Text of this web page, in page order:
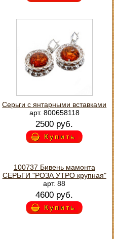
Серьги с янтарными вставками
арт. 800658118
2500 руб.
Купить
100737 Бивень мамонта
СЕРЬГИ "РОЗА УТРО крупная"
арт. 88
4600 руб.
Купить